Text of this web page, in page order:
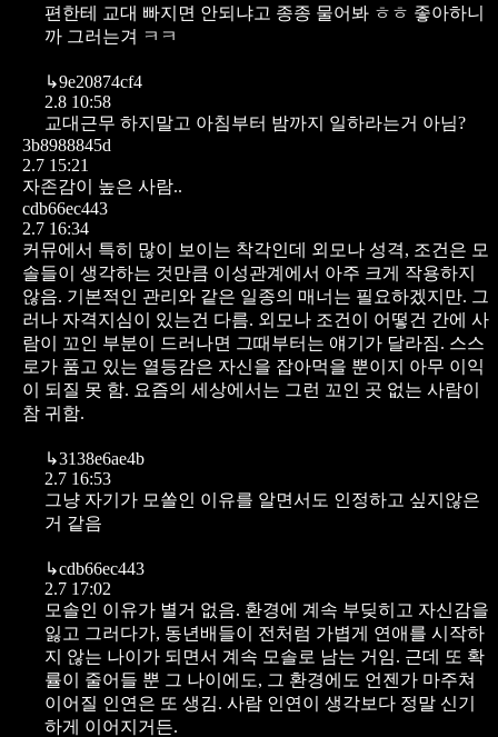
편한테 교대 빠지면 안되냐고 종종 물어봐 ㅎㅎ 좋아하니
까 그러는겨 ㅋㅋ
↳9e20874cf4
2.8 10:58
교대근무 하지말고 아침부터 밤까지 일하라는거 아님?
3b8988845d
2.7 15:21
자존감이 높은 사람..
cdb66ec443
2.7 16:34
커뮤에서 특히 많이 보이는 착각인데 외모나 성격, 조건은 모
솔들이 생각하는 것만큼 이성관계에서 아주 크게 작용하지
않음. 기본적인 관리와 같은 일종의 매너는 필요하겠지만. 그
러나 자격지심이 있는건 다름. 외모나 조건이 어떻건 간에 사
람이 꼬인 부분이 드러나면 그때부터는 얘기가 달라짐. 스스
로가 품고 있는 열등감은 자신을 잡아먹을 뿐이지 아무 이익
이 되질 못 함. 요즘의 세상에서는 그런 꼬인 곳 없는 사람이
참 귀함.
↳3138e6ae4b
2.7 16:53
그냥 자기가 모쏠인 이유를 알면서도 인정하고 싶지않은
거 같음
↳cdb66ec443
2.7 17:02
모솔인 이유가 별거 없음. 환경에 계속 부딪히고 자신감을
잃고 그러다가, 동년배들이 전처럼 가볍게 연애를 시작하
지 않는 나이가 되면서 계속 모솔로 남는 거임. 근데 또 확
률이 줄어들 뿐 그 나이에도, 그 환경에도 언젠가 마주쳐
이어질 인연은 또 생김. 사람 인연이 생각보다 정말 신기
하게 이어지거든.